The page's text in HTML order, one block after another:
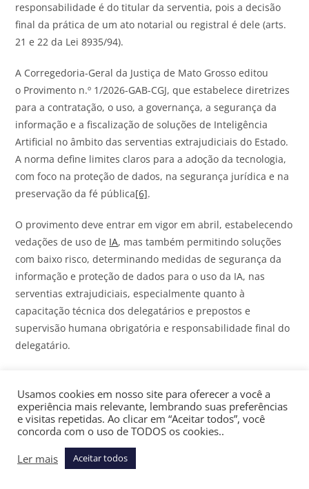
responsabilidade é do titular da serventia, pois a decisão
final da prática de um ato notarial ou registral é dele (arts.
21 e 22 da Lei 8935/94).
A Corregedoria-Geral da Justiça de Mato Grosso editou
o Provimento n.º 1/2026-GAB-CGJ, que estabelece diretrizes
para a contratação, o uso, a governança, a segurança da
informação e a fiscalização de soluções de Inteligência
Artificial no âmbito das serventias extrajudiciais do Estado.
A norma define limites claros para a adoção da tecnologia,
com foco na proteção de dados, na segurança jurídica e na
preservação da fé pública[6].
O provimento deve entrar em vigor em abril, estabelecendo
vedações de uso de IA, mas também permitindo soluções
com baixo risco, determinando medidas de segurança da
informação e proteção de dados para o uso da IA, nas
serventias extrajudiciais, especialmente quanto à
capacitação técnica dos delegatários e prepostos e
supervisão humana obrigatória e responsabilidade final do
delegatário.
desvincular das normas de segurança da informação, sob
pena de violações graves de privacidade, vazamento de
dados, responsabilização civil, administrativa e jurídica.
Conforme previsto na Res. n.º 213/26, todas as soluções
Usamos cookies em nosso site para oferecer a você a
experiência mais relevante, lembrando suas preferências
e visitas repetidas. Ao clicar em “Aceitar todos”, você
concorda com o uso de TODOS os cookies..
Ler mais
Aceitar todos